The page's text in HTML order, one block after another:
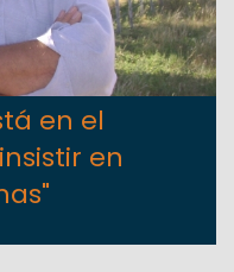
en el
en